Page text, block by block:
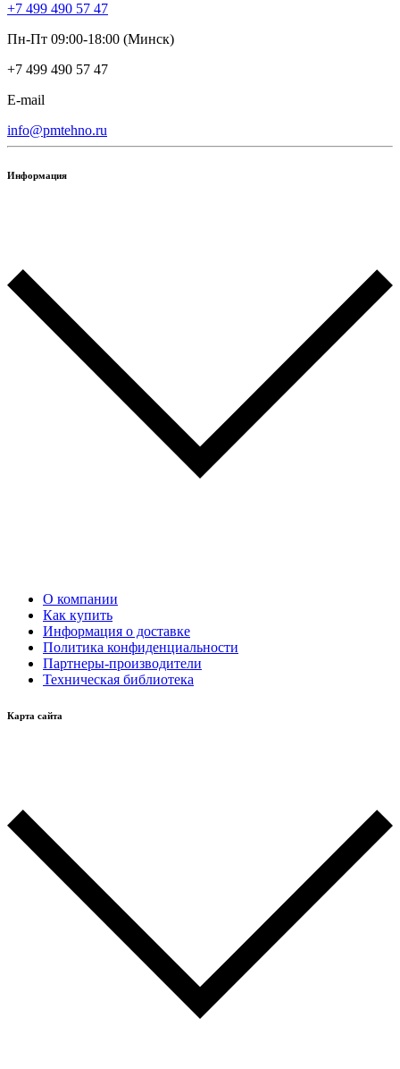
+7 499 490 57 47
Пн-Пт 09:00-18:00 (Минск)
+7 499 490 57 47
E-mail
info@pmtehno.ru
Информация
О компании
Как купить
Информация о доставке
Политика конфиденциальности
Партнеры-производители
Техническая библиотека
Карта сайта